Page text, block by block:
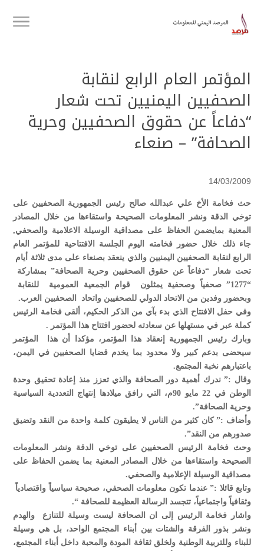
المؤتمر العام الرابع لنقابة
الصحفيين اليمنيين تحت شعار
“دفاعاً عن حقوق الصحفيين وحرية
الصحافة” – صنعاء
14/03/2009
حث فخامة الأخ علي عبدالله صالح رئيس الجمهورية الصحفيين على
توخي الدقة ونشر المعلومات الصحيحة واستقاءها من خلال المصادر
المعنية بمايضمن الحفاظ على مصداقية الوسيلة الاعلامية والصحفي,
جاء ذلك خلال حضور فخامته اليوم الجلسة الافتتاحية للمؤتمر العام
الرابع لنقابة الصحفيين اليمنيين والذي ينعقد بصنعاء على مدى ثلاثة أيام
تحت شعار “دفاعاً عن حقوق الصحفيين وحرية الصحافة” بمشاركة
“1277” صحفياً وصحفية يمثلون قوام الجمعية العمومية للنقابة
وبحضور وفدين من الاتحاد الدولي للصحفيين واتحاد الصحفيين العرب.
وفي حفل الافتتاح الذي بدء بآي من الذكر الحكيم، ألقى فخامة الرئيس
كملة عبر في مستهلها عن سعادته لحضور افتتاح هذا المؤتمر .
وبارك رئيس الجمهورية إنعقاد هذا المؤتمر، مؤكدا أن هذا المؤتمر
سيحضى بدعم كبير ولا محدود بما يخدم قضايا الصحفيين في اليمن،
باعتبارهم نخبة المجتمع.
وقال :” ندرك أهمية دور الصحافة والذي تعزز منذ إعادة تحقيق وحدة
الوطن في 22 مايو 90م، التي رافق ميلادها إنتهاج التعددية السياسية
وحرية الصحافة”.
وأضاف :” كان كثير من الناس لا يطيقون كلمة واحدة من النقد وتضيق
صدورهم من النقد”.
وحث فخامة الرئيس الصحفيين على توخي الدقة ونشر المعلومات
الصحيحة واستقاءها من خلال المصادر المعنية بما يضمن الحفاظ على
مصداقية الوسيلة الإعلامية والصحفي.
وتابع قائلا :” عندما تكون معلومات الصحفي، صحيحة سياسياً واقتصادياً
وثقافياً واجتماعياً، تتجسد الرسالة العظيمة للصحافة “.
واشار فخامة الرئيس إلى ان الصحافة ليست وسيلة للتنازع والهدم
ونشر بذور الفرقة والشتات بين أبناء المجتمع الواحد، بل هي وسيلة
للبناء وللتربية الوطنية ولخلق ثقافة المودة والمحبة داخل أبناء المجتمع،